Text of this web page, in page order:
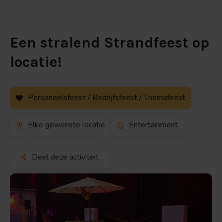
Een stralend Strandfeest op
locatie!
Personeelsfeest / Bedrijfsfeest / Themafeest
Elke gewenste locatie Entertainment
Deel deze activiteit